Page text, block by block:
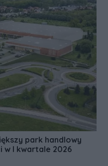
park handlowy
w I kwartale 2026